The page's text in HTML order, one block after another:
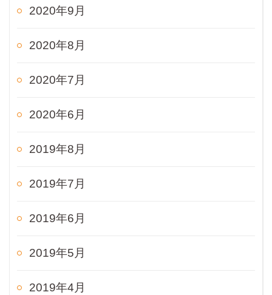
2020年9月
2020年8月
2020年7月
2020年6月
2019年8月
2019年7月
2019年6月
2019年5月
2019年4月